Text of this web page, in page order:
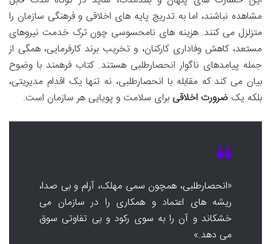
مشاهده نباشند، اما به تدریج پایه های اخلاقی و فرهنگی سازمان را
متزلزل می کنند. هزینه های نامحسوسی چون ترک خدمت نیروهای
مستعد، کاهش وفاداری کارکنان، و تخریب برند کارفرمایی، همگی از
جمله پیامدهای ناگوار انحصارطلبی هستند. کتاب فرهمند با وضوح
بیان می کند که مقابله با انحصارطلبی، نه تنها یک اقدام مدیریتی،
بلکه یک ضرورت اخلاقی برای سلامت و پویایی هر سازمان است.
«انحصارطلبی، همچون سمی مهلک، آرام و بی صدا،
ریشه های اعتماد و همکاری را در سازمان می
خشکاند و آن را به سوی رکود و بی تفاوتی سوق
می دهد.»